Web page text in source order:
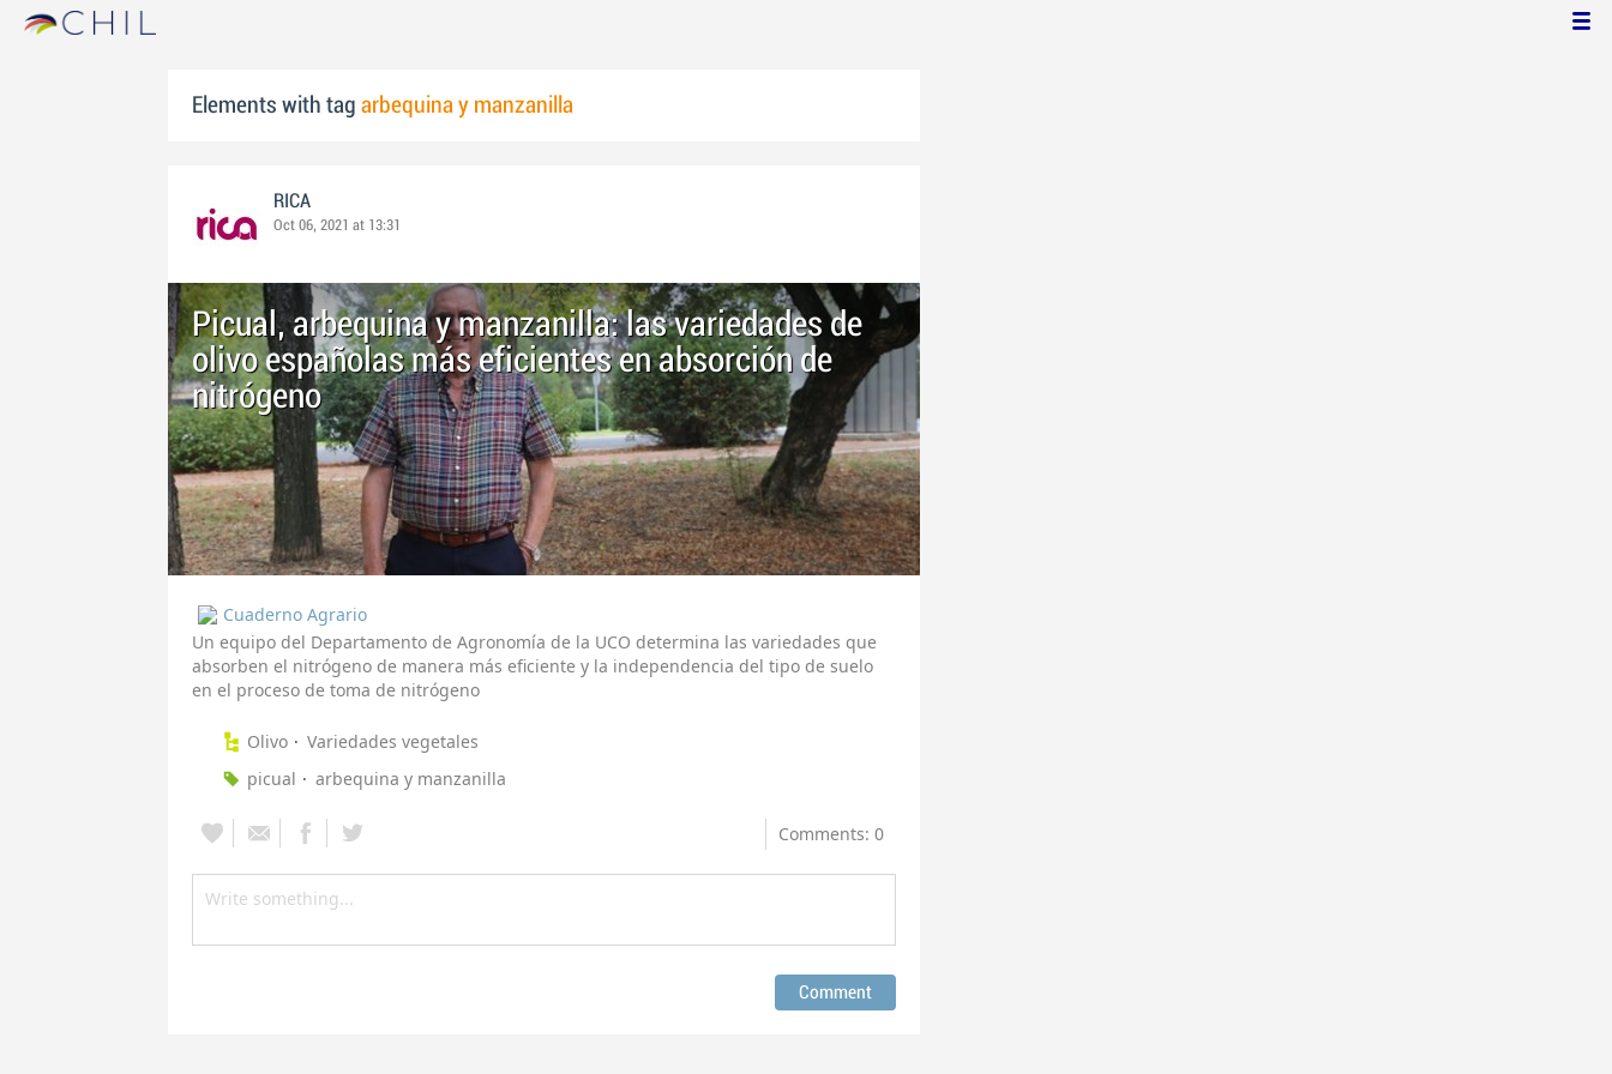
Elements with tag arbequina y manzanilla
RICA
Oct 06, 2021 at 13:31
Picual, arbequina y manzanilla: las variedades de
olivo españolas más eficientes en absorción de
nitrógeno
Cuaderno Agrario
Un equipo del Departamento de Agronomía de la UCO determina las variedades que
absorben el nitrógeno de manera más eficiente y la independencia del tipo de suelo
en el proceso de toma de nitrógeno
Olivo
Variedades vegetales
picual
arbequina y manzanilla
Comments: 0